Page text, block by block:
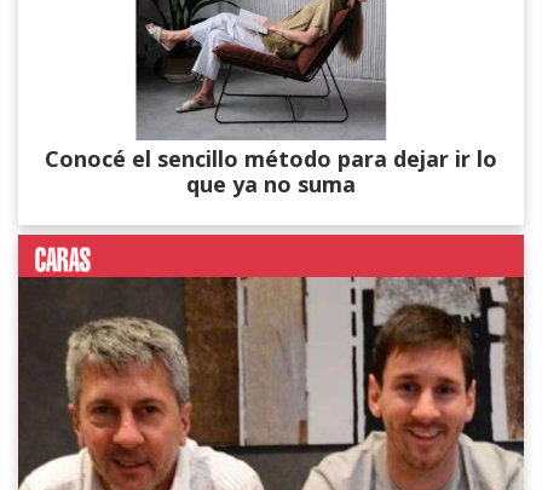
Conocé el sencillo método para dejar ir lo
que ya no suma